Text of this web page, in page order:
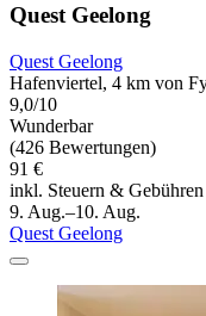
Quest Geelong
Quest Geelong
Hafenviertel, 4 km von
9,0/10
Wunderbar
(426 Bewertungen)
91 €
inkl. Steuern & Gebühren
9. Aug.–10. Aug.
Quest Geelong